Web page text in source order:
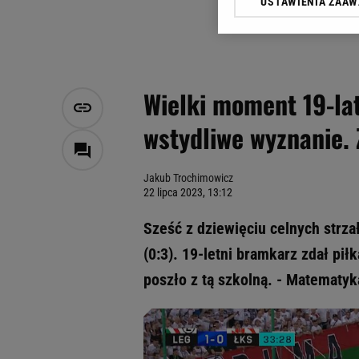
Wielki moment 19-
wstydliwe wyznanie.
Jakub Trochimowicz
22 lipca 2023, 13:12
Sześć z dziewięciu celnych
(0:3). 19-letni bramkarz zdał
poszło z tą szkolną. -
Klikając „Akceptuję”
Zaufanych Partnerów i
My, nasi Zaufani
Użycie dokładnych
Przechowywanie